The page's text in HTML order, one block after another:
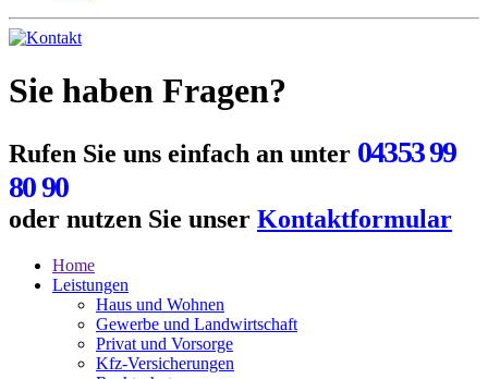
Sie haben Fragen?
Rufen Sie uns einfach an unter 04353 99
80 90
oder nutzen Sie unser Kontaktformular
Home
Leistungen
Haus und Wohnen
Gewerbe und Landwirtschaft
Privat und Vorsorge
Kfz-Versicherungen